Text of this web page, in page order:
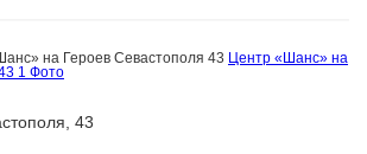
на Героев Севастополя 43 Центр «Шанс» на
1 Фото
43